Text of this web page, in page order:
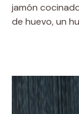
jamón
de huevo, un